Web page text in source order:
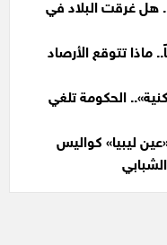
هل غرقت البلاد في
تتوقع الأرصاد
الحكومة تلغي
ليبيا» كواليس